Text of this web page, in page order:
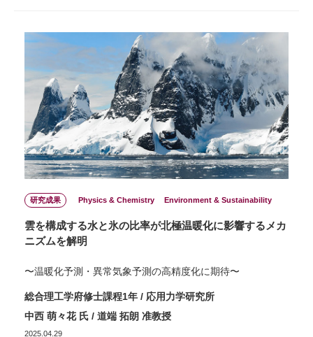
研究成果 Physics & Chemistry Environment & Sustainability
雲を構成する水と氷の比率が北極温暖化に影響するメカ
ニズムを解明
〜温暖化予測・異常気象予測の高精度化に期待〜
総合理工学府修士課程1年 / 応用力学研究所
中西 萌々花 氏 / 道端 拓朗 准教授
2025.04.29